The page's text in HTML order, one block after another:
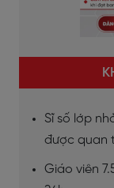
Sĩ số lớp
được quan
Giáo viên